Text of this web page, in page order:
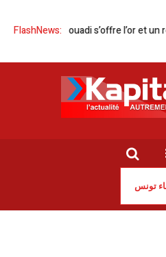
FlashNews:
Jaouadi s’offre l’or et un record
تونس